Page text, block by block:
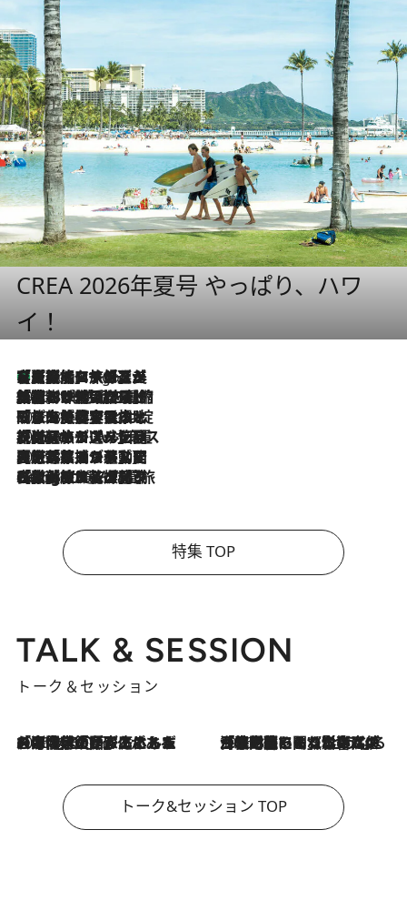
CREA 2026年夏号 やっぱり、ハワ
イ！
5 Hours Ago
【厳選旅コスメ】「多機能アイテムがメイン！」旅好き美容エディターが選んだ夏旅ベストコスメを発表【Mサイズジップ】
2026.8.6
「荷物が増えるほど旅ストレスは増す」美容ジャーナリストがたどり着いた最終結論。“化粧品を劇的に減らす”感動の凝縮美容とは
2026.8.6
「旅先には金髪ウィッグを持参」日本と同じメイクでは損してる!? 美容ジャーナリストが提案する“掟破りの旅美容”とは
2026.8.6
【厳選旅コスメ】「身軽さ＆UV対策重視！」ヘアアーティストshucoが選んだ夏旅ベストコスメを発表【Mサイズジップ】
2026.8.5
【厳選旅コスメ】国内をあちこち移動する河井菜摘が選んだ夏旅ベストコスメ発表！「リラックスアイテムはマスト」【Mサイズジップ】
2026.8.4
【厳選旅コスメ】「紫外線＆乾燥対策しながらメイク感も！」ヘア＆メイクGeorgeが選んだ夏旅ベストコスメを発表！【Mサイズジップ】
特集 TOP
TALK & SESSION
トーク＆セッション
2026.8.3
「今後値上げがあるとすれば…」「リスクがあるのは今年の冬」エネルギー専門家が語る、ホルムズ海峡封鎖が家庭にもたらす“ある心配” 2026.8.3
「住宅建てられない…」「サーチャージ料の高値が続いている」ホルムズ海峡封鎖による影響はいつまで続く？《エネルギー専門家に聞く“どうなる日本の暮らし”》
トーク&セッション TOP